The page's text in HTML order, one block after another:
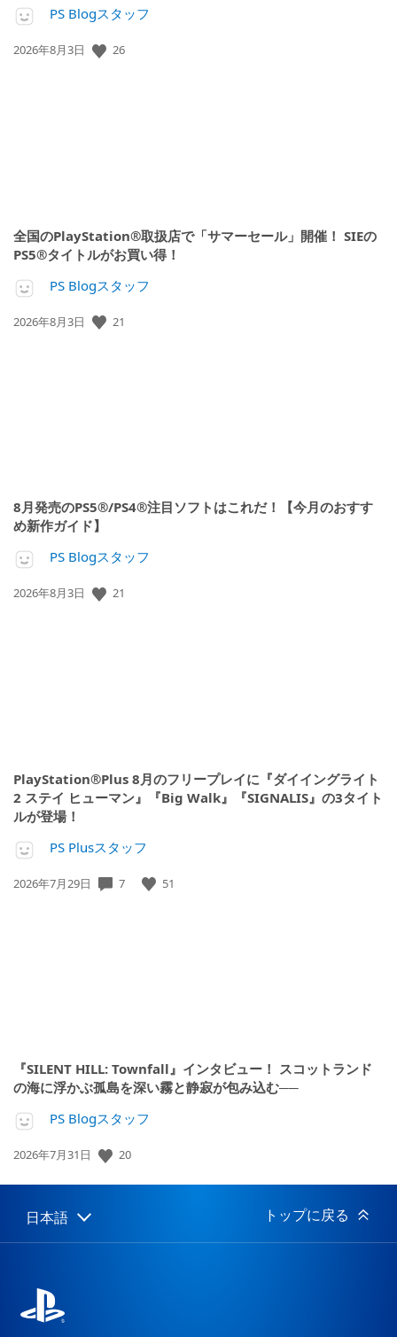
PS Blogスタッフ
公
2026年8月3日 26
全国のPlayStation®取扱店で「サマーセール」開催！ SIEの
PS5®タイトルがお買い得！
PS Blogスタッフ
公
2026年8月3日 21
8月発売のPS5®/PS4®注目ソフトはこれだ！【今月のおすす
め新作ガイド】
PS Blogスタッフ
公
2026年8月3日 21
PlayStation®Plus 8月のフリープレイに『ダイイングライト
2 ステイ ヒューマン』『Big Walk』『SIGNALIS』の3タイト
ルが登場！
PS Plusスタッフ
公
2026年7月29日 7 51
『SILENT HILL: Townfall』インタビュー！ スコットランド
の海に浮かぶ孤島を深い霧と静寂が包み込む──
PS Blogスタッフ
公
日:
2026年7月31日 20
Select
a
Current
region:
日本語 トップに戻る